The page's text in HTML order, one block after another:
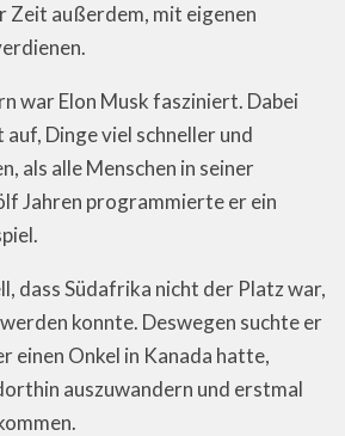
Zeit außerdem, mit eigenen
war Elon Musk fasziniert. Dabei
Dinge viel schneller und
als alle Menschen in seiner
Jahren programmierte er ein
dass Südafrika nicht der Platz war,
konnte. Deswegen suchte er
einen Onkel in Kanada hatte,
auszuwandern und erstmal